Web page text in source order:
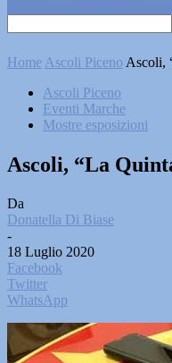
Home Ascoli Piceno Ascoli,
Ascoli Piceno
Eventi Marche
Mostre esposizioni
Ascoli, “La
Da
Donatella Di Biase
-
18 Luglio 2020
Facebook
Twitter
WhatsApp